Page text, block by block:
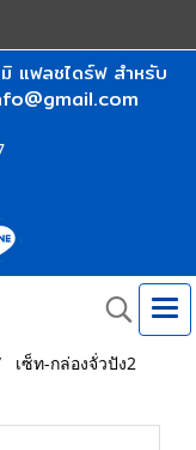
แฟลชไดร์ฟ สำหรับ
เซ็ท-กล่องจั่วปัง2